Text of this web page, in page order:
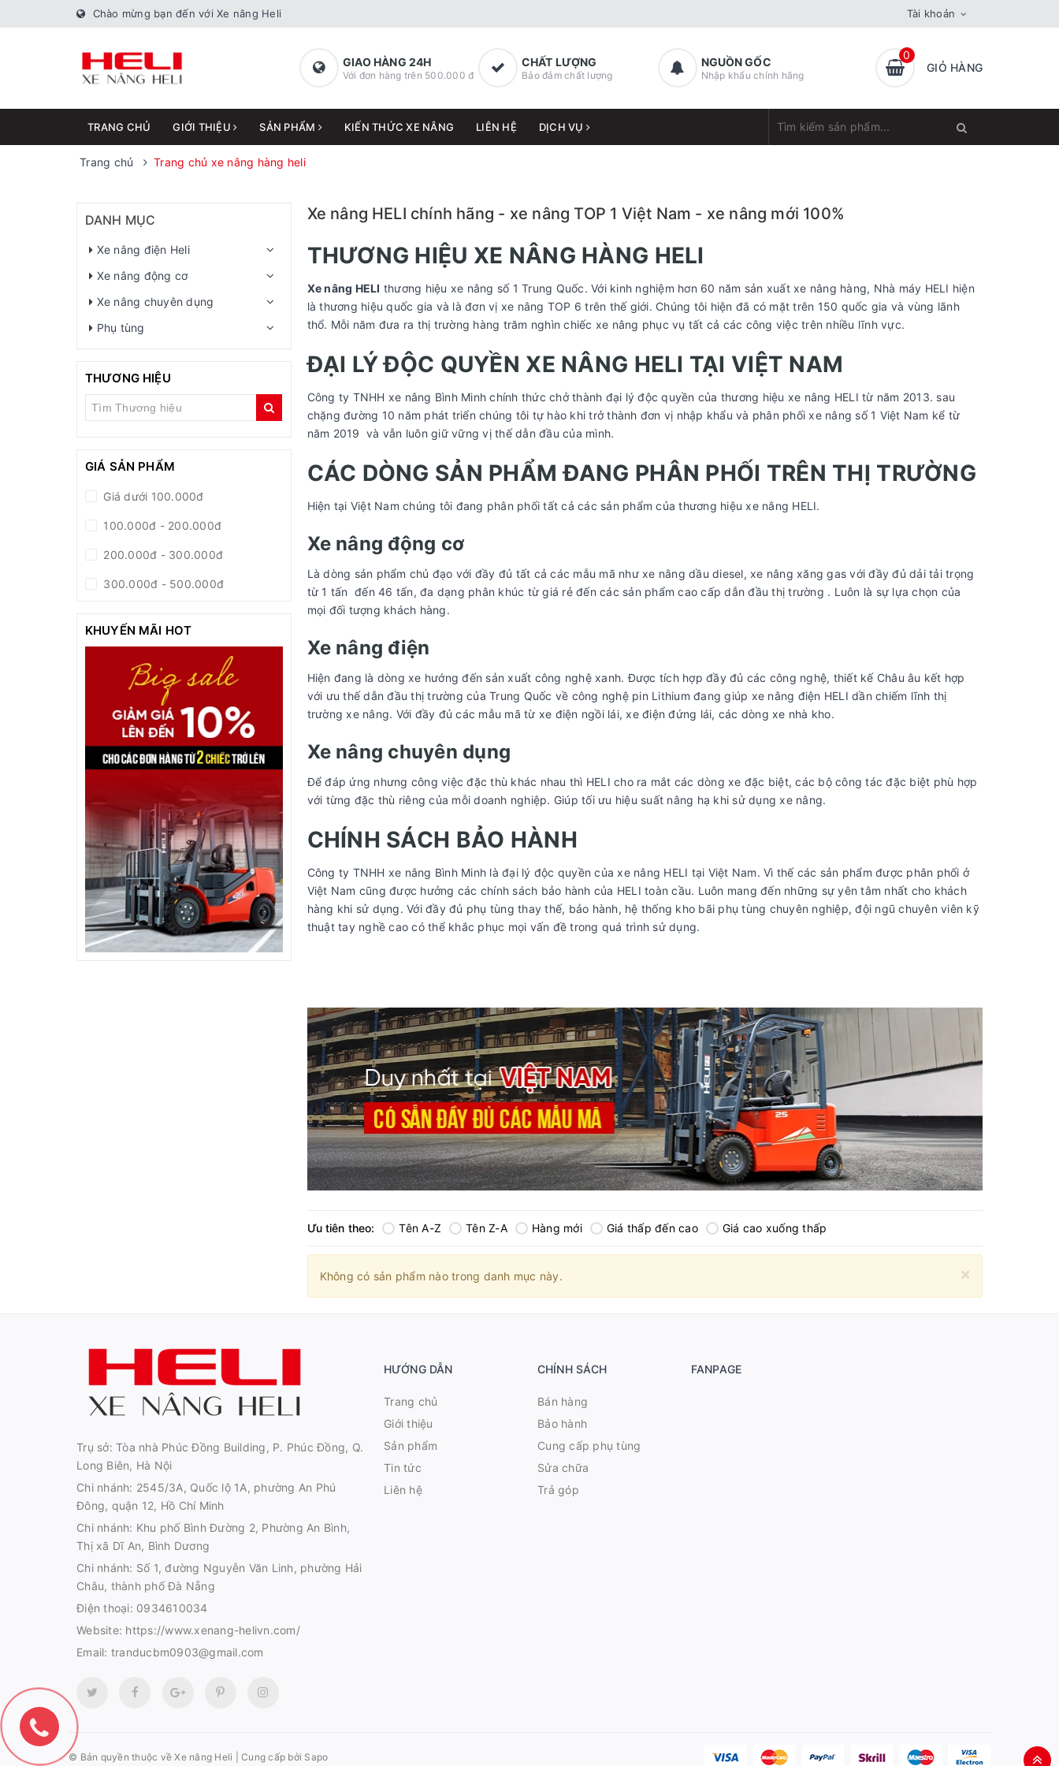
Chào mừng bạn đến với Xe nâng Heli Tài khoản
GIAO HÀNG 24H
Với đơn hàng trên 500.000 đ
CHẤT LƯỢNG
Bảo đảm chất lượng
NGUỒN GỐC
Nhập khẩu chính hãng
0
GIỎ HÀNG
TRANG CHỦ GIỚI THIỆU SẢN PHẨM KIẾN THỨC XE NÂNG LIÊN HỆ DỊCH VỤ
Trang chủ Trang chủ xe nâng hàng heli
Xe nâng HELI chính hãng - xe nâng TOP 1 Việt Nam - xe nâng mới 100%
THƯƠNG HIỆU XE NÂNG HÀNG HELI
Xe nâng HELI thương hiệu xe nâng số 1 Trung Quốc. Với kinh nghiệm hơn 60 năm sản xuất xe nâng hàng, Nhà máy HELI hiện
là thương hiệu quốc gia và là đơn vị xe nâng TOP 6 trên thế giới. Chúng tôi hiện đã có mặt trên 150 quốc gia và vùng lãnh
thổ. Mỗi năm đưa ra thị trường hàng trăm nghìn chiếc xe nâng phục vụ tất cả các công việc trên nhiều lĩnh vực.
ĐẠI LÝ ĐỘC QUYỀN XE NÂNG HELI TẠI VIỆT NAM
Công ty TNHH xe nâng Bình Minh chính thức chở thành đại lý độc quyền của thương hiệu xe nâng HELI từ năm 2013. sau
chặng đường 10 năm phát triển chúng tôi tự hào khi trở thành đơn vị nhập khẩu và phân phối xe nâng số 1 Việt Nam kể từ
năm 2019 và vẫn luôn giữ vững vị thế dẫn đầu của mình.
CÁC DÒNG SẢN PHẨM ĐANG PHÂN PHỐI TRÊN THỊ TRƯỜNG
Hiện tại Việt Nam chúng tôi đang phân phối tất cả các sản phẩm của thương hiệu xe nâng HELI.
Xe nâng động cơ
Là dòng sản phẩm chủ đạo với đầy đủ tất cả các mẫu mã như xe nâng dầu diesel, xe nâng xăng gas với đầy đủ dải tải trọng
từ 1 tấn đến 46 tấn, đa dạng phân khúc từ giá rẻ đến các sản phẩm cao cấp dẫn đầu thị trường . Luôn là sự lựa chọn của
mọi đối tượng khách hàng.
Xe nâng điện
Hiện đang là dòng xe hướng đến sản xuất công nghệ xanh. Được tích hợp đầy đủ các công nghệ, thiết kế Châu âu kết hợp
với ưu thế dẫn đầu thị trường của Trung Quốc về công nghệ pin Lithium đang giúp xe nâng điện HELI dần chiếm lĩnh thị
trường xe nâng. Với đầy đủ các mẫu mã từ xe điện ngồi lái, xe điện đứng lái, các dòng xe nhà kho.
Xe nâng chuyên dụng
Để đáp ứng nhưng công việc đặc thù khác nhau thì HELI cho ra mắt các dòng xe đặc biệt, các bộ công tác đặc biệt phù hợp
với từng đặc thù riêng của mỗi doanh nghiệp. Giúp tối ưu hiệu suất nâng hạ khi sử dụng xe nâng.
CHÍNH SÁCH BẢO HÀNH
Công ty TNHH xe nâng Bình Minh là đại lý độc quyền của xe nâng HELI tại Việt Nam. Vì thế các sản phẩm được phân phối ở
Việt Nam cũng được hưởng các chính sách bảo hành của HELI toàn cầu. Luôn mang đến những sự yên tâm nhất cho khách
hàng khi sử dụng. Với đầy đủ phụ tùng thay thế, bảo hành, hệ thống kho bãi phụ tùng chuyên nghiệp, đội ngũ chuyên viên kỹ
thuật tay nghề cao có thể khắc phục mọi vấn đề trong quá trình sử dụng.
Ưu tiên theo: Tên A-Z Tên Z-A Hàng mới Giá thấp đến cao Giá cao xuống thấp
×
Không có sản phẩm nào trong danh mục này.
DANH MỤC
Xe nâng điện Heli
Xe nâng động cơ
Xe nâng chuyên dụng
Phụ tùng
THƯƠNG HIỆU
GIÁ SẢN PHẨM
Giá dưới 100.000đ
100.000đ - 200.000đ
200.000đ - 300.000đ
300.000đ - 500.000đ
KHUYẾN MÃI HOT
Trụ sở: Tòa nhà Phúc Đồng Building, P. Phúc Đồng, Q.
Long Biên, Hà Nội
Chi nhánh: 2545/3A, Quốc lộ 1A, phường An Phú
Đông, quận 12, Hồ Chí Minh
Chi nhánh: Khu phố Bình Đường 2, Phường An Bình,
Thị xã Dĩ An, Bình Dương
Chi nhánh: Số 1, đường Nguyễn Văn Linh, phường Hải
Châu, thành phố Đà Nẵng
Điện thoại: 0934610034
Website: https://www.xenang-helivn.com/
Email: tranducbm0903@gmail.com
HƯỚNG DẪN
Trang chủ
Giới thiệu
Sản phẩm
Tin tức
Liên hệ
CHÍNH SÁCH
Bán hàng
Bảo hành
Cung cấp phụ tùng
Sửa chữa
Trả góp
FANPAGE
© Bản quyền thuộc vềXe nâng Heli Cung cấp bởi Sapo